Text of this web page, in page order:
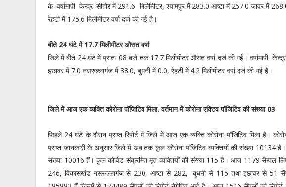
के वर्षामापी केन्द्र सीहोर में 291.6 मिलीमीटर, श्यामपुर में 283.0 आष्टा में 257.0 जावर में
रेहटी में 175.6 मिलीमीटर वर्षा दर्ज की गई है।
बीते 24 घंटे में 17.7 मिलीमीटर औसत वर्षा
जिले में बीते 24 घंटे में प्रातः 08 बजे तक 17.7 मिलीमीटर औसत वर्षा दर्ज की गई। वर्षामापी
इछावर में 7.0 नसरुल्लागंज में 38.0, बुधनी में 0.0, रेहटी में 4.2 मिलीमीटर वर्षा दर्ज की गई है।
जिले में आज एक व्यक्ति कोरोना पॉजिटिव मिला, वर्तमान में कोरोना एक्टिव पॉजिटिव की संख्या 03
पिछले 24 घंटे के दौरान प्राप्त रिपोर्ट में जिले में आज एक व्यक्ति कोरोना पॉजिटिव मिला है।
प्राप्त जानकारी के अनुसार जिले में अब तक कुल कोरोना पॉजिटिव व्यक्तियों की संख्या 10134
संख्या 10016 हैं। कुल कोविड संक्रमित मृत व्यक्तियों की संख्या 115 है। आज 1179 सैम्पल
246, विकासखंड नसरुल्लागंज से 230, आष्टा से 282, बुधनी से 115 तथा इछावर से 51